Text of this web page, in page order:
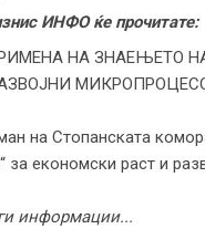
ИНФО ќе прочитате:
НА ЗНАЕЊЕТО
на Стопанската
за економски раст и
информации...